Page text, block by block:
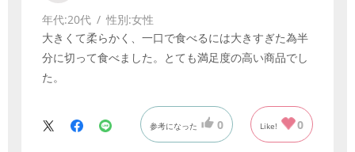
年代:20代 性別:女性
大きくて柔らかく、一口で食べるには大きすぎた為半
分に切って食べました。とても満足度の高い商品でし
た。
参考になった 0 Like! 0